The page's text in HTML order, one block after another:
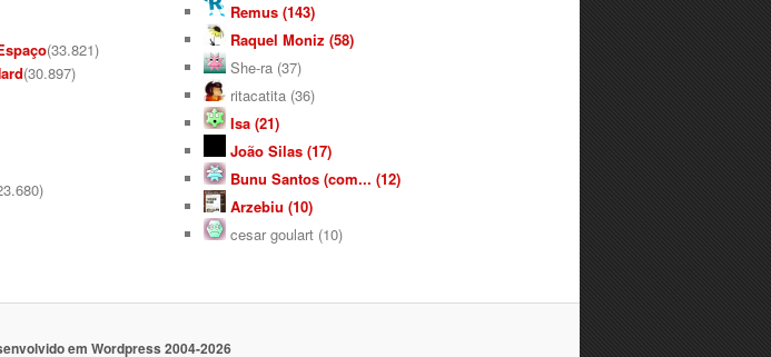
(33.821)
(30.897)
Remus (143)
Raquel Moniz (58)
She-ra (37)
ritacatita (36)
Isa (21)
João Silas (17)
Bunu Santos (com... (12)
Arzebiu (10)
cesar goulart (10)
em Wordpress 2004-2026